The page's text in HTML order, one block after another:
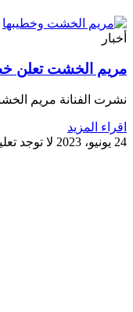
أخبار
مريم الخشت تعلن
نشرت الفنانة مريم الخشت صور حفل
اقراء المزيد
24 يونيو، 2023
لا توجد